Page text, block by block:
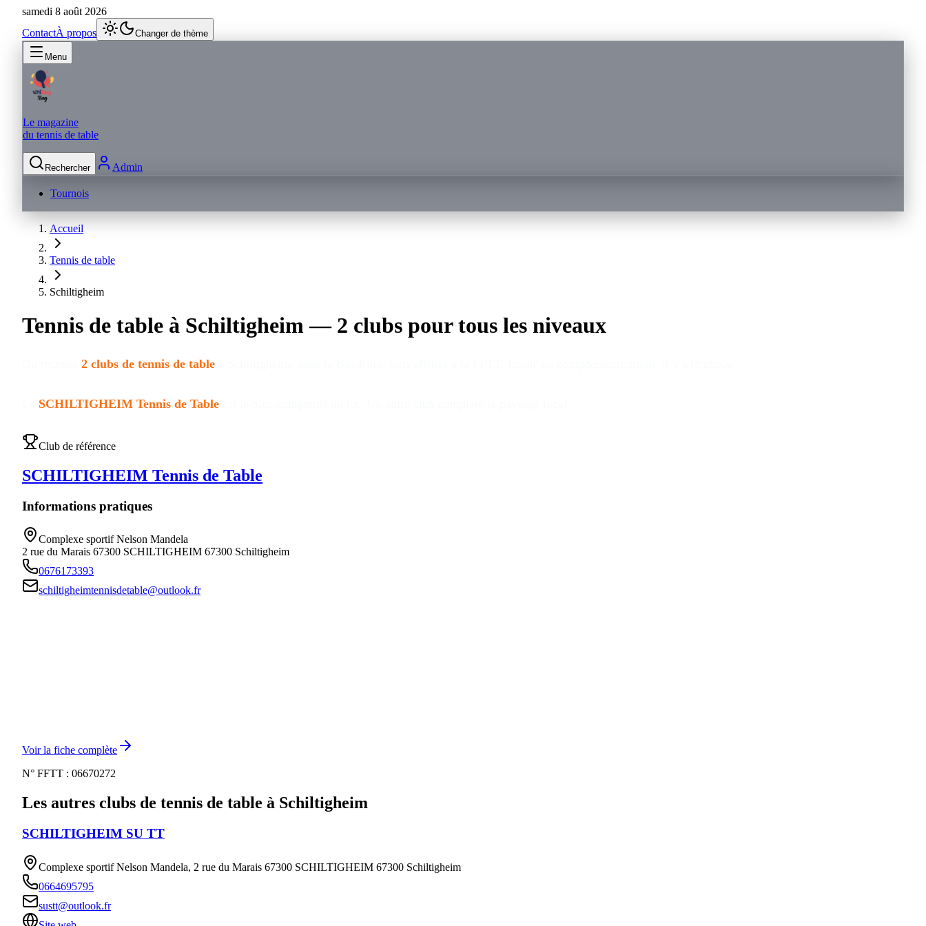
samedi 8 août 2026
ContactÀ propos Changer de thème
Menu
Le magazine
du tennis de table
Rechercher Admin
Tournois
Accueil
Tennis de table
Schiltigheim
Tennis de table à Schiltigheim— 2 clubs pour tous les niveaux
2 clubs de tennis de table
SCHILTIGHEIM Tennis de Table
Club de référence
SCHILTIGHEIM Tennis de Table
Informations pratiques
Complexe sportif Nelson Mandela
2 rue du Marais 67300 SCHILTIGHEIM 67300 Schiltigheim
0676173393
schiltigheimtennisdetable@outlook.fr
Voir la fiche complète
N° FFTT : 06670272
Les autres clubs de tennis de table à Schiltigheim
SCHILTIGHEIM SU TT
Complexe sportif Nelson Mandela, 2 rue du Marais 67300 SCHILTIGHEIM 67300 Schiltigheim
0664695795
sustt@outlook.fr